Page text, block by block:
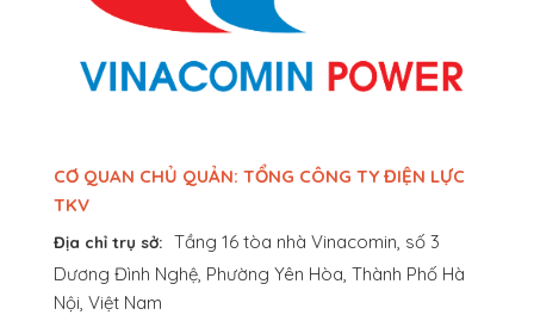
CƠ QUAN CHỦ QUẢN: TỔNG CÔNG TY ĐIỆN LỰC
TKV
Địa chỉ trụ sở: Tầng 16 tòa nhà Vinacomin, số 3
Dương Đình Nghệ, Phường Yên Hòa, Thành Phố Hà
Nội, Việt Nam